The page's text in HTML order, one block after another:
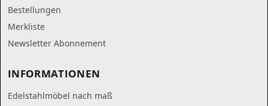
Bestellungen
Merkliste
Newsletter Abonnement
INFORMATIONEN
Edelstahlmöbel nach maß